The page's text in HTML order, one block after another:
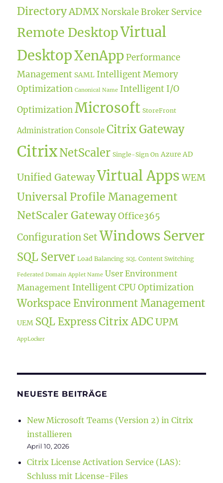
DirectoryADMX Norskale Broker Service
Remote DesktopVirtual
DesktopXenApp Performance
Management SAML Intelligent Memory
Optimization Canonical Name Intelligent I/O
Optimization Microsoft StoreFront
Administration Console Citrix Gateway
CitrixNetScaler Single-Sign On Azure AD
Unified GatewayVirtual Apps WEM
Universal Profile Management
NetScaler GatewayOffice365
Configuration Set Windows Server
SQL Server Load Balancing SQL Content Switching
Federated Domain Applet Name User Environment
Management Intelligent CPU Optimization
Workspace Environment Management
UEM SQL ExpressCitrix ADC UPM
AppLocker
NEUESTE BEITRÄGE
New Microsoft Teams (Version 2) in Citrix
installieren
April 10, 2026
Citrix License Activation Service (LAS):
Schluss mit License-Files